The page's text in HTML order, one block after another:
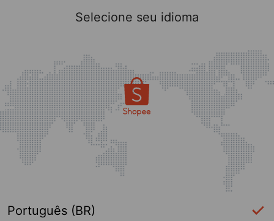
Selecione seu idioma
Português (BR)